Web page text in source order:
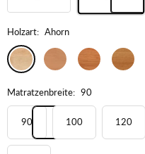
Holzart: Ahorn
Ahorn
Buche KernbucheEiche
Matratzenbreite: 90
90 100 120